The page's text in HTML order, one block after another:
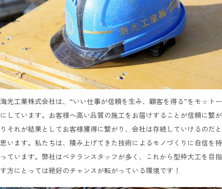
海光工業株式会社は、“いい仕事が信頼を生み、顧客を得る”をモットー
にしています。お客様へ高い品質の施工をお届けすることが信頼に繋が
りそれが結果としてお客様獲得に繋がり、会社は存続していけるのだと
思います。私たちは、積み上げてきた技術によるモノづくりに自信を持
っています。弊社はベテランスタッフが多く、これから型枠大工を目指
す方にとっては絶好のチャンスが転がっている環境です！